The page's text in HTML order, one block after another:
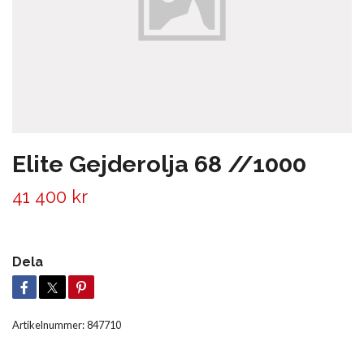
Elite Gejderolja 68 //1000
41 400 kr
Dela
Artikelnummer:847710